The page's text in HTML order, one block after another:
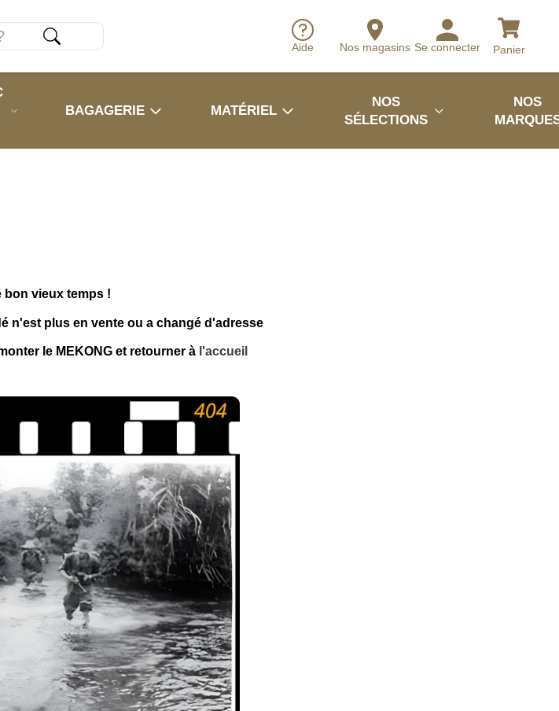
Aide Nos magasins Se connecter Panier
BAGAGERIE MATÉRIEL
NOS
SÉLECTIONS
NOS
bon vieux temps !
n'est plus en vente ou a changé d'adresse
le MEKONG et retourner à l'accueil